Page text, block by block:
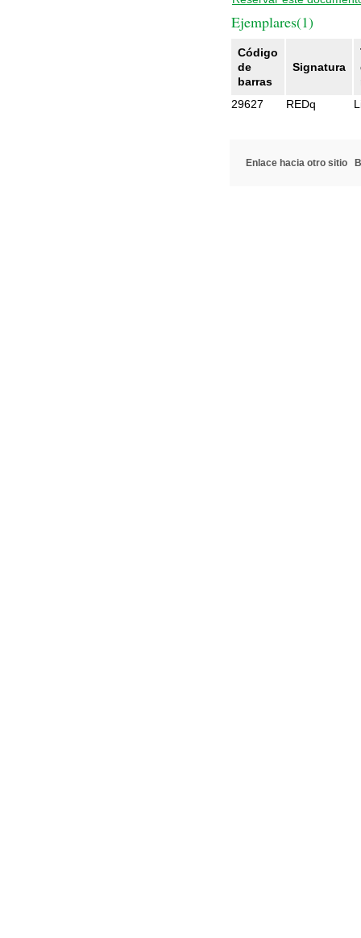
Ejemplares(1)
Código
de
barras
Signatura
29627
REDq
Enlace hacia otro sitio